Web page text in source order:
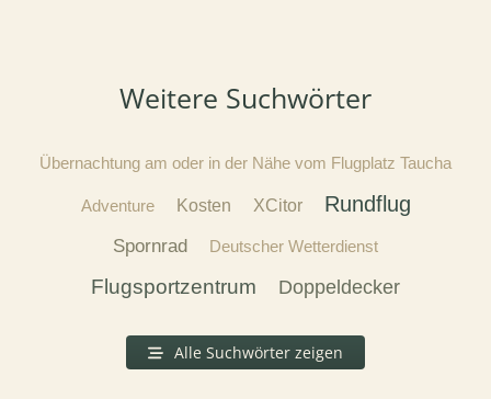
Weitere Suchwörter
Übernachtung am oder in der Nähe vom Flugplatz Taucha
Adventure Kosten XCitor Rundflug
Spornrad Deutscher Wetterdienst
Flugsportzentrum Doppeldecker
Alle Suchwörter zeigen